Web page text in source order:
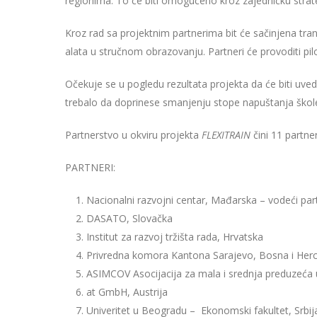
Kroz rad sa projektnim partnerima bit će sačinjena
alata u stručnom obrazovanju. Partneri će provoditi
Očekuje se u pogledu rezultata projekta da će biti
trebalo da doprinese smanjenju stope napuštanja
Partnerstvo u okviru projekta FLEXITRAIN čini 11
PARTNERI:
Nacionalni razvojni centar, Mađarska – vodeći
DASATO, Slovačka
Institut za razvoj tržišta rada, Hrvatska
Privredna komora Kantona Sarajevo, Bosna i
ASIMCOV Asocijacija za mala i srednja
at GmbH, Austrija
Univeritet u Beogradu – Ekonomski fakultet,